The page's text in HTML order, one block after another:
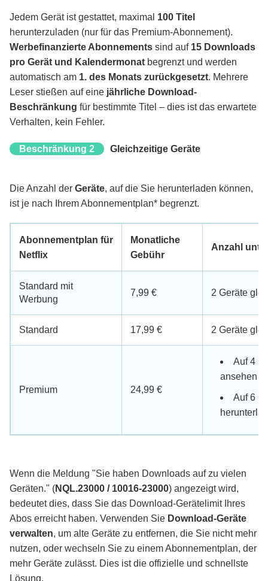
Jedem Gerät ist gestattet, maximal 100 Titel
herunterzuladen (nur für das Premium-Abonnement).
Werbefinanzierte Abonnements sind auf 15 Downloads
pro Gerät und Kalendermonat begrenzt und werden
automatisch am 1. des Monats zurückgesetzt. Mehrere
Leser stießen auf eine jährliche Download-
Beschränkung für bestimmte Titel – dies ist das erwartete
Verhalten, kein Fehler.
Beschränkung 2 Gleichzeitige Geräte
Die Anzahl der Geräte, auf die Sie herunterladen können,
ist je nach Ihrem Abonnementplan* begrenzt.
Abonnementplan für
Netflix
Monatliche
Gebühr
Anzahl
Standard mit
Werbung
7,99 € 2 Geräte
Standard 17,99 € 2 Geräte
Premium 24,99 €
Auf 4
ansehen
Auf 6
Wenn die Meldung "Sie haben Downloads auf zu vielen
Geräten." (NQL.23000 / 10016-23000) angezeigt wird,
bedeutet dies, dass Sie das Download-Gerätelimit Ihres
Abos erreicht haben. Verwenden Sie Download-Geräte
verwalten, um alte Geräte zu entfernen, die Sie nicht mehr
nutzen, oder wechseln Sie zu einem Abonnementplan, der
mehr Geräte zulässt. Dies ist die offizielle und schnellste
Lösung.